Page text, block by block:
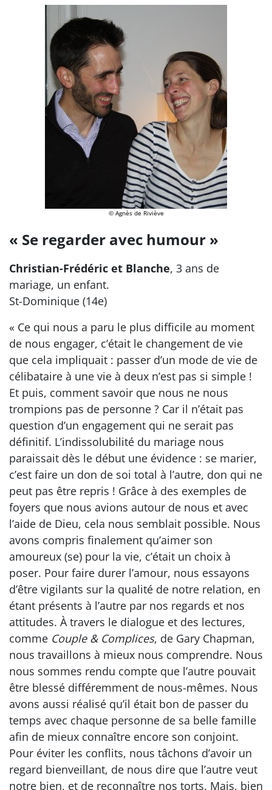
© Agnès de Riviève
« Se regarder avec humour »
Christian-Frédéric et Blanche, 3 ans de
mariage, un enfant.
St-Dominique (14e)
« Ce qui nous a paru le plus difficile au moment
de nous engager, c’était le changement de vie
que cela impliquait : passer d’un mode de vie de
célibataire à une vie à deux n’est pas si simple !
Et puis, comment savoir que nous ne nous
trompions pas de personne ? Car il n’était pas
question d’un engagement qui ne serait pas
définitif. L’indissolubilité du mariage nous
paraissait dès le début une évidence : se marier,
c’est faire un don de soi total à l’autre, don qui ne
peut pas être repris ! Grâce à des exemples de
foyers que nous avions autour de nous et avec
l’aide de Dieu, cela nous semblait possible. Nous
avons compris finalement qu’aimer son
amoureux (se) pour la vie, c’était un choix à
poser. Pour faire durer l’amour, nous essayons
d’être vigilants sur la qualité de notre relation, en
étant présents à l’autre par nos regards et nos
attitudes. À travers le dialogue et des lectures,
comme Couple & Complices, de Gary Chapman,
nous travaillons à mieux nous comprendre. Nous
nous sommes rendu compte que l’autre pouvait
être blessé différemment de nous-mêmes. Nous
avons aussi réalisé qu’il était bon de passer du
temps avec chaque personne de sa belle famille
afin de mieux connaître encore son conjoint.
Pour éviter les conflits, nous tâchons d’avoir un
regard bienveillant, de nous dire que l’autre veut
notre bien, et de reconnaître nos torts. Mais, bien